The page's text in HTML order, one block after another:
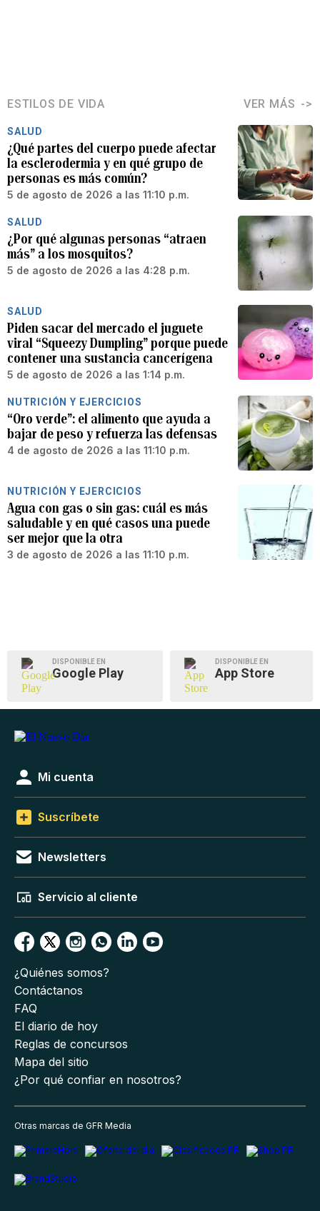
ESTILOS DE VIDA VER MÁS
SALUD
¿Qué partes del cuerpo puede afectar
la esclerodermia y en qué grupo de
personas es más común?
5 de agosto de 2026 a las 11:10 p.m.
SALUD
¿Por qué algunas personas “atraen
más” a los mosquitos?
5 de agosto de 2026 a las 4:28 p.m.
SALUD
Piden sacar del mercado el juguete
viral “Squeezy Dumpling” porque puede
contener una sustancia cancerígena
5 de agosto de 2026 a las 1:14 p.m.
NUTRICIÓN Y EJERCICIOS
“Oro verde”: el alimento que ayuda a
bajar de peso y refuerza las defensas
4 de agosto de 2026 a las 11:10 p.m.
NUTRICIÓN Y EJERCICIOS
Agua con gas o sin gas: cuál es más
saludable y en qué casos una puede
ser mejor que la otra
3 de agosto de 2026 a las 11:10 p.m.
DISPONIBLE EN
Google Play
DISPONIBLE EN
App Store
Mi cuenta
Suscríbete
Newsletters
Servicio al cliente
¿Quiénes somos?
Contáctanos
FAQ
El diario de hoy
Reglas de concursos
Mapa del sitio
¿Por qué confiar en nosotros?
Otras marcas de GFR Media